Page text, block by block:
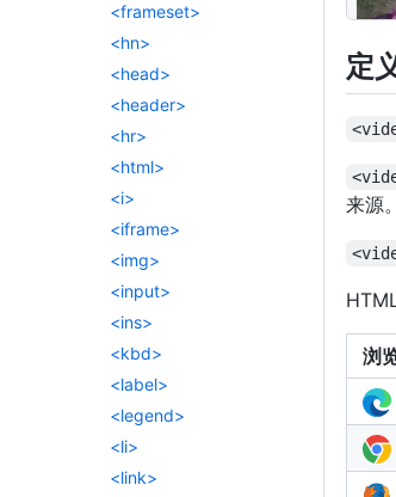
<frameset>
<hn>
<head>
<header>
<hr>
<html>
<i>
<iframe>
<img>
<input>
<ins>
<kbd>
<label>
<legend>
<li>
<link>
定
来源。
浏